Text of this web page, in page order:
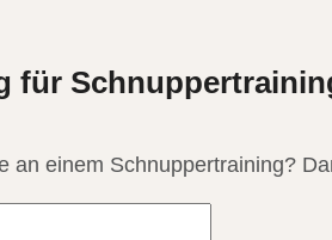
für
an einem Schnuppertraining?